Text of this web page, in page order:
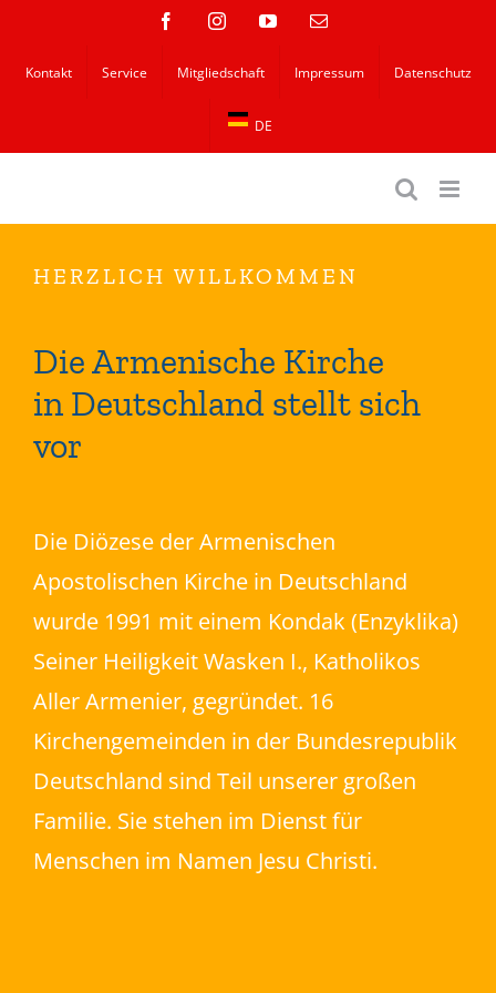
springen
FacebookInstagramYouTubeE-
Kontakt Service Mitgliedschaft Impressum Datenschutz
DE
HERZLICH WILLKOMMEN
Die Armenische Kirche
in Deutschland stellt sich
vor
Die Diözese der Armenischen
Apostolischen Kirche in Deutschland
wurde 1991 mit einem Kondak (Enzyklika)
Seiner Heiligkeit Wasken I., Katholikos
Aller Armenier, gegründet. 16
Kirchengemeinden in der Bundesrepublik
Deutschland sind Teil unserer großen
Familie. Sie stehen im Dienst für
Menschen im Namen Jesu Christi.